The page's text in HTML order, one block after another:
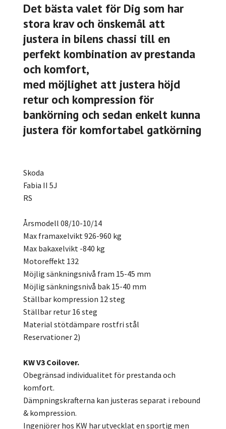
Det bästa valet för Dig som har
stora krav och önskemål att
justera in bilens chassi till en
perfekt kombination av prestanda
och komfort,
med möjlighet att justera höjd
retur och kompression för
bankörning och sedan enkelt kunna
justera för komfortabel gatkörning
Skoda
Fabia II 5J
RS
Årsmodell 08/10-10/14
Max framaxelvikt 926-960 kg
Max bakaxelvikt -840 kg
Motoreffekt 132
Möjlig sänkningsnivå fram 15-45 mm
Möjlig sänkningsnivå bak 15-40 mm
Ställbar kompression 12 steg
Ställbar retur 16 steg
Material stötdämpare rostfri stål
Reservationer 2)
KW V3 Coilover.
Obegränsad individualitet för prestanda och
komfort.
Dämpningskrafterna kan justeras separat i rebound
& kompression.
Ingenjörer hos KW har utvecklat en sportig men